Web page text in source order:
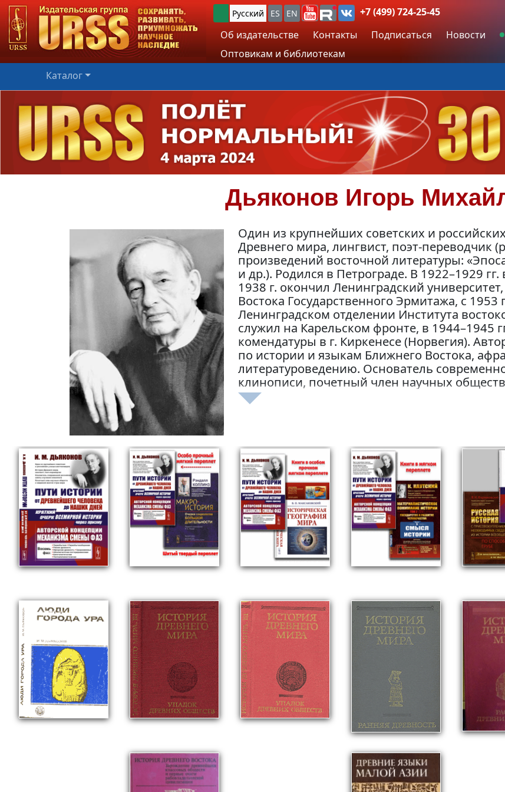
Русский ES EN
+7 (499) 724-25-45
Об издательстве
Контакты Подписаться Новости
Оптовикам и библиотекам
Каталог
Дьяконов Игорь
Один из крупнейших советских и
Древнего мира, лингвист, поэт-переводчик
произведений восточной литературы:
и др.). Родился в Петрограде. В 1922–1929
1938 г. окончил Ленинградский
Востока Государственного Эрмитажа, с
Ленинградском отделении Института
служил на Карельском фронте, в 1944–1945
комендатуры в г. Киркенесе (Норвегия).
по истории и языкам Ближнего Востока,
литературоведению. Основатель
клинописи, почетный член научных